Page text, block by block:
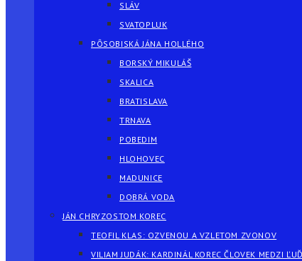
SLÁV
SVATOPLUK
PÔSOBISKÁ JÁNA HOLLÉHO
BORSKÝ MIKULÁŠ
SKALICA
BRATISLAVA
TRNAVA
POBEDIM
HLOHOVEC
MADUNICE
DOBRÁ VODA
JÁN CHRYZOSTOM KOREC
TEOFIL KLAS: OZVENOU A VZLETOM ZVONOV
VILIAM JUDÁK: KARDINÁL KOREC ČLOVEK MEDZI